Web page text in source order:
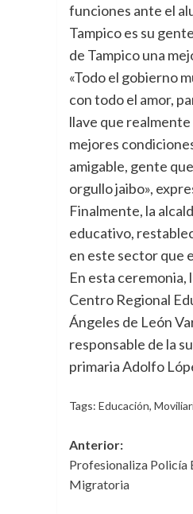
funciones ante el
Tampico es su
de Tampico una
«Todo el gobierno
con todo el amor,
llave que realmente
mejores
amigable, gente
orgullo jaibo»,
Finalmente, la
educativo,
en este sector que
En esta
Centro Regional
Ángeles de León
responsable de la
primaria Adolfo
Tags: Educación,
Navegación
de
entradas
Anterior:
Profesionaliza Policía
Migratoria